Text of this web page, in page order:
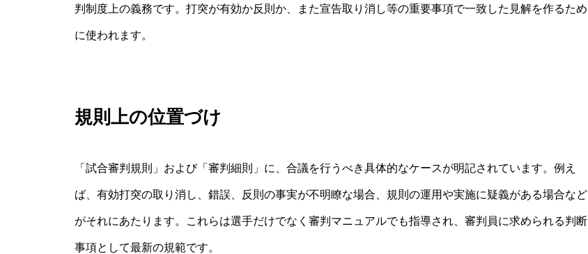
判制度上の義務です。打突が有効か反則か、また宣告取り消し等の重要事項で一致した見解を作るため
に使われます。
規則上の位置づけ
「試合審判規則」および「審判細則」に、合議を行うべき具体的なケースが明記されています。例え
ば、有効打突の取り消し、錯誤、反則の事実が不明瞭な場合、規則の運用や実施に疑義がある場合など
がそれにあたります。これらは選手だけでなく審判マニュアルでも指導され、審判員に求められる判断
事項として最新の規範です。